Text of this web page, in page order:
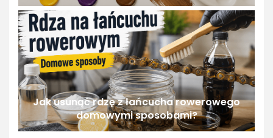
Jak usunąć rdzę z łańcucha rowerowego
domowymi sposobami?